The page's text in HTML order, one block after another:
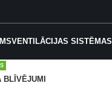
VENTILĀCIJAS SISTĒMAS
BLĪVĒJUMI